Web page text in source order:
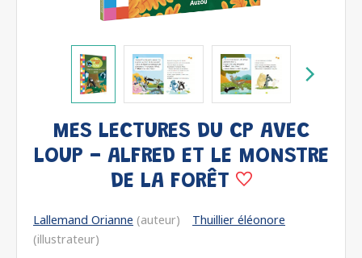
MES LECTURES DU CP AVEC
LOUP - ALFRED ET LE MONSTRE
DE LA FORÊT
Lallemand Orianne (auteur)
Thuillier éléonore
(illustrateur)